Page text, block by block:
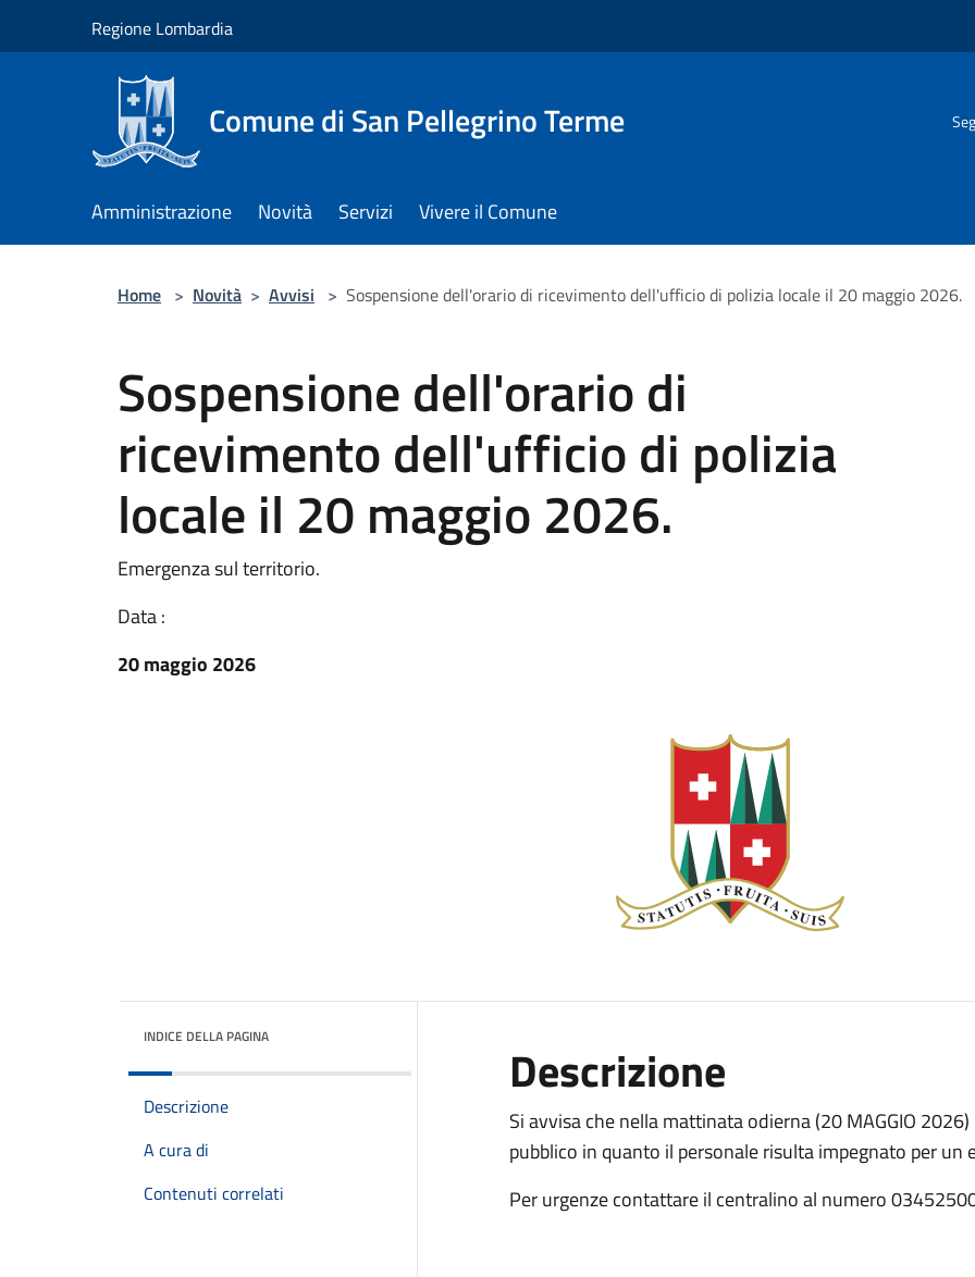
Regione Lombardia
Comune di San Pellegrino Terme
Amministrazione Novità Servizi Vivere il Comune
Home > Novità > Avvisi > Sospensione dell'orario di ricevimento dell'ufficio di polizia locale il 20 maggio 2026.
Sospensione dell'orario di
ricevimento dell'ufficio di polizia
locale il 20 maggio 2026.
Emergenza sul territorio.
Data :
20 maggio 2026
INDICE DELLA PAGINA
Descrizione
A cura di
Contenuti correlati
Descrizione
Si avvisa che nella mattinata odierna (20 MAGGIO
pubblico in quanto il personale risulta impegnato per un
Per urgenze contattare il centralino al numero